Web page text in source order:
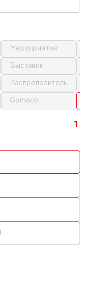
1
мероприятия
выставки
распределитель
gomaco